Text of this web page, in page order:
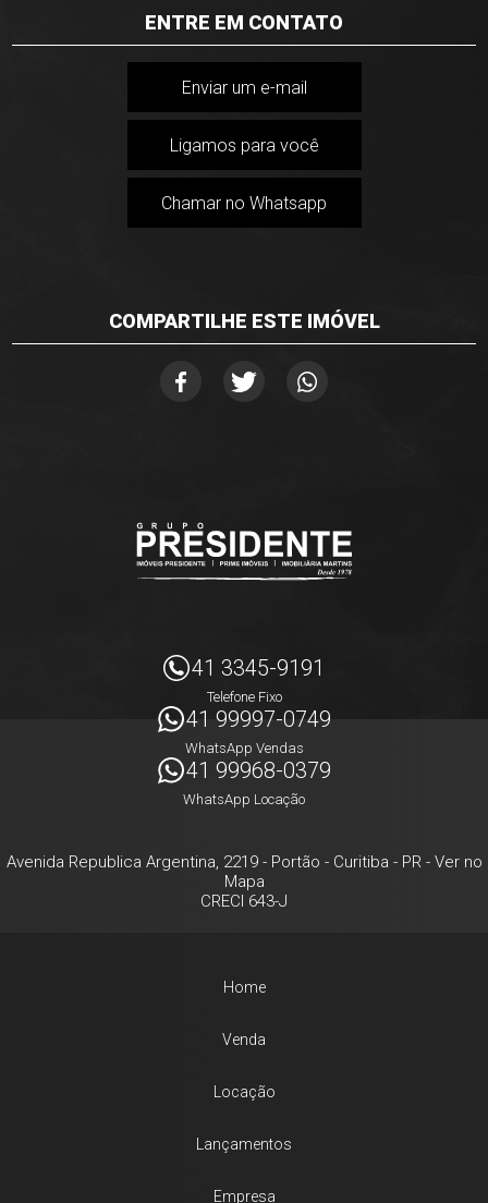
ENTRE EM CONTATO
Enviar um e-mail
Ligamos para você
Chamar no Whatsapp
COMPARTILHE ESTE IMÓVEL
41 3345-9191
Telefone Fixo
41 99997-0749
WhatsApp Vendas
41 99968-0379
WhatsApp Locação
Avenida Republica Argentina, 2219- Portão - Curitiba - PR- Ver no
Mapa
CRECI 643-J
Home
Venda
Locação
Lançamentos
Empresa